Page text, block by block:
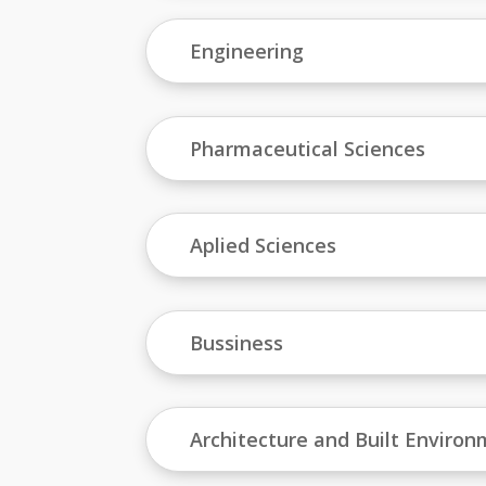
Engineering
Pharmaceutical Sciences
Aplied Sciences
Bussiness
Architecture and Built